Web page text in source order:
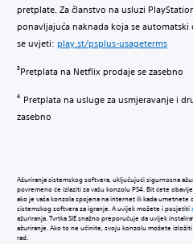
pretplate. Za članstvo na usluzi
ponavljajuća naknada koja se
se uvjeti: play.st/psplus-usageterms
3Pretplata na Netflix prodaje se zasebno
4
Pretplata na usluge za usmjeravanje i
zasebno
Ažuriranja sistemskog softvera, uključujući sigurnosna
povremeno će izlaziti za vašu konzolu PS4. Bit ćete
ako je vaša konzola spojena na internet ili kada umetnete
sistemskog softvera za igranje. A uvijek možete i posjetiti
ažuriranja. Tvrtka SIE snažno preporučuje da uvijek
ažuriranje. Ako to ne učinite, svoju konzolu možete
rad.